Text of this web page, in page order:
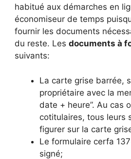
habitué aux démarches en
économiseur de temps
fournir les documents
du reste. Les documents à
suivants:
La carte grise barrée,
propriétaire avec la
date + heure”. Au cas
cotitulaires, tous leurs
figurer sur la carte
Le formulaire cerfa
signé;